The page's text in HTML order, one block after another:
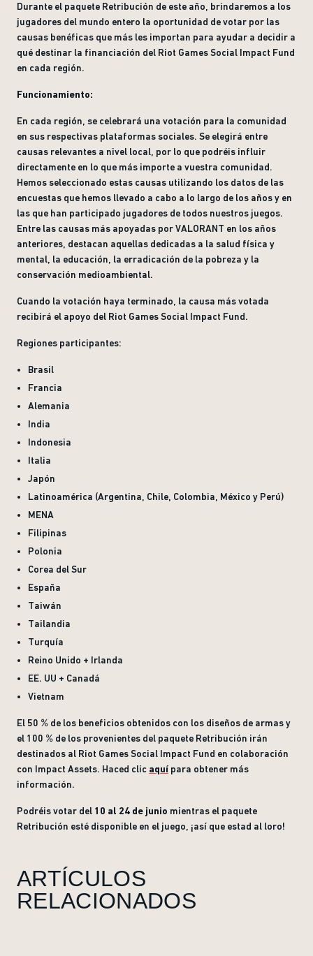
Durante el paquete Retribución de este año, brindaremos a los
jugadores del mundo entero la oportunidad de votar por las
causas benéficas que más les importan para ayudar a decidir a
qué destinar la financiación del Riot Games Social Impact Fund
en cada región.
Funcionamiento:
En cada región, se celebrará una votación para la comunidad
en sus respectivas plataformas sociales. Se elegirá entre
causas relevantes a nivel local, por lo que podréis influir
directamente en lo que más importe a vuestra comunidad.
Hemos seleccionado estas causas utilizando los datos de las
encuestas que hemos llevado a cabo a lo largo de los años y en
las que han participado jugadores de todos nuestros juegos.
Entre las causas más apoyadas por VALORANT en los años
anteriores, destacan aquellas dedicadas a la salud física y
mental, la educación, la erradicación de la pobreza y la
conservación medioambiental.
Cuando la votación haya terminado, la causa más votada
recibirá el apoyo del Riot Games Social Impact Fund.
Regiones participantes:
Brasil
Francia
Alemania
India
Indonesia
Italia
Japón
Latinoamérica (Argentina, Chile, Colombia, México y Perú)
MENA
Filipinas
Polonia
Corea del Sur
España
Taiwán
Tailandia
Turquía
Reino Unido + Irlanda
EE. UU + Canadá
Vietnam
El 50 % de los beneficios obtenidos con los diseños de armas y
el 100 % de los provenientes del paquete Retribución irán
destinados al Riot Games Social Impact Fund en colaboración
con Impact Assets. Haced clic aquí para obtener más
información.
Podréis votar del 10 al 24 de junio mientras el paquete
Retribución esté disponible en el juego, ¡así que estad al loro!
ARTÍCULOS
RELACIONADOS